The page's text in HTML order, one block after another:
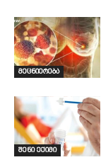
მეცნიერება
შენი ექიმი